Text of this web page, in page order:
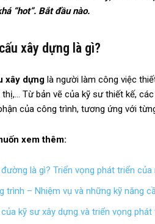
“hot”. Bắt đầu nào.
xây dựng là gì?
xây dựng là người làm công việc
Từ bản vẽ của kỹ sư thiết kế,
của công trình, tương ứng với
xem thêm:
là gì? Triển vọng phát triển của
trình – Nhiệm vụ và những kỹ năng
kỹ sư xây dựng và triển vọng phát